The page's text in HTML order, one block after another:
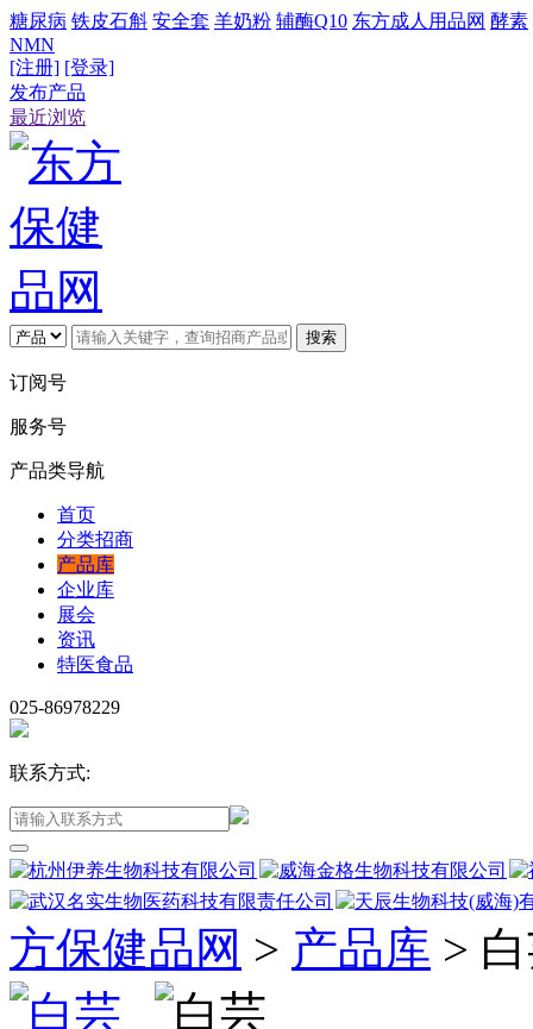
糖尿病 铁皮石斛 安全套 羊奶粉 辅酶Q10 东方成人用品网 酵素
NMN
[注册] [登录]
发布产品
最近浏览
搜索
订阅号
服务号
产品类导航
首页
分类招商
产品库
企业库
展会
资讯
特医食品
025-86978229
联系方式:
方保健品网 > 产品库 >